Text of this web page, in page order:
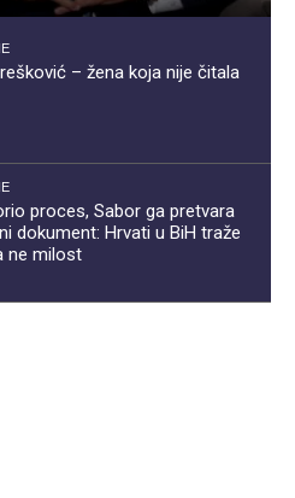
– žena koja nije čitala
proces, Sabor ga pretvara
dokument: Hrvati u BiH traže
ne milost